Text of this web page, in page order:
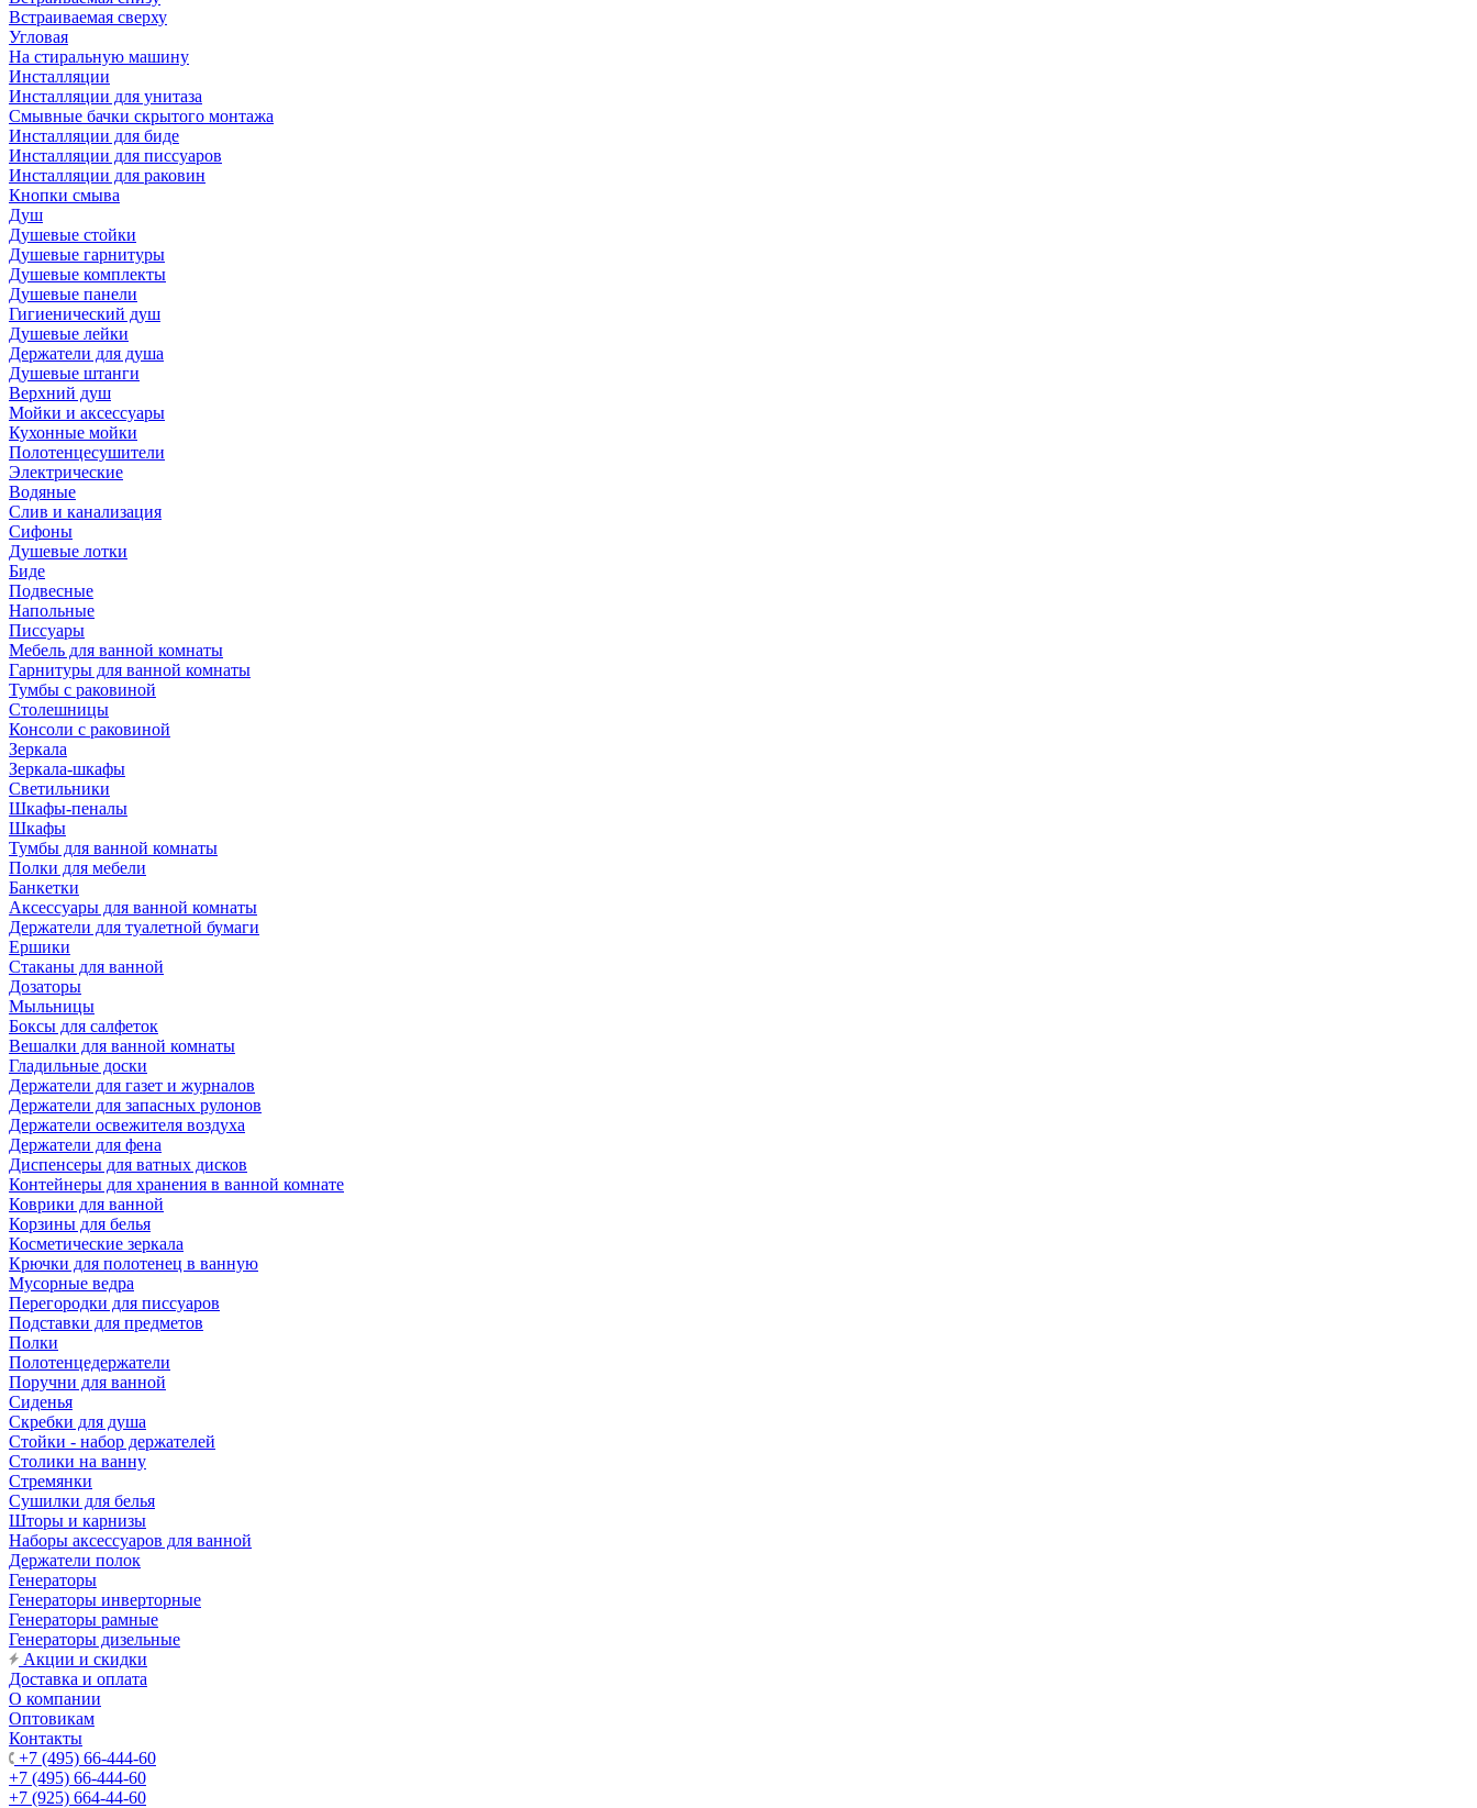
Встраиваемая сверху
Угловая
На стиральную машину
Инсталляции
Инсталляции для унитаза
Смывные бачки скрытого монтажа
Инсталляции для биде
Инсталляции для писсуаров
Инсталляции для раковин
Кнопки смыва
Душ
Душевые стойки
Душевые гарнитуры
Душевые комплекты
Душевые панели
Гигиенический душ
Душевые лейки
Держатели для душа
Душевые штанги
Верхний душ
Мойки и аксессуары
Кухонные мойки
Полотенцесушители
Электрические
Водяные
Слив и канализация
Сифоны
Душевые лотки
Биде
Подвесные
Напольные
Писсуары
Мебель для ванной комнаты
Гарнитуры для ванной комнаты
Тумбы с раковиной
Столешницы
Консоли с раковиной
Зеркала
Зеркала-шкафы
Светильники
Шкафы-пеналы
Шкафы
Тумбы для ванной комнаты
Полки для мебели
Банкетки
Аксессуары для ванной комнаты
Держатели для туалетной бумаги
Ершики
Стаканы для ванной
Дозаторы
Мыльницы
Боксы для салфеток
Вешалки для ванной комнаты
Гладильные доски
Держатели для газет и журналов
Держатели для запасных рулонов
Держатели освежителя воздуха
Держатели для фена
Диспенсеры для ватных дисков
Контейнеры для хранения в ванной комнате
Коврики для ванной
Корзины для белья
Косметические зеркала
Крючки для полотенец в ванную
Мусорные ведра
Перегородки для писсуаров
Подставки для предметов
Полки
Полотенцедержатели
Поручни для ванной
Сиденья
Скребки для душа
Стойки - набор держателей
Столики на ванну
Стремянки
Сушилки для белья
Шторы и карнизы
Наборы аксессуаров для ванной
Держатели полок
Генераторы
Генераторы инверторные
Генераторы рамные
Генераторы дизельные
Акции и скидки
Доставка и оплата
О компании
Оптовикам
Контакты
+7 (495) 66-444-60
+7 (495) 66-444-60
+7 (925) 664-44-60